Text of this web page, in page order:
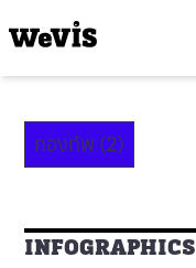
กองทัพ (2)
INFOGRAPHICS